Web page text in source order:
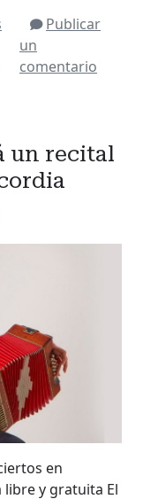
Publicar
un
comentario
un recital
en
y gratuita El